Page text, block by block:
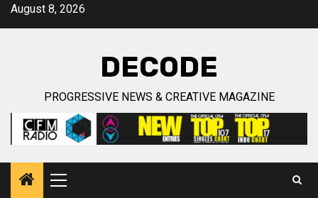
SkipAugust 8, 2026
DECODE
PROGRESSIVE NEWS & CREATIVE MAGAZINE
Primary